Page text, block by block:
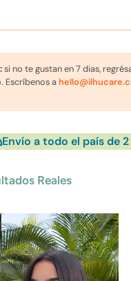
protege y aporta textura
seco, lejos del calor
si no te gustan en 7 dias,
Escríbenos a
Envío a todo el país de
Reales